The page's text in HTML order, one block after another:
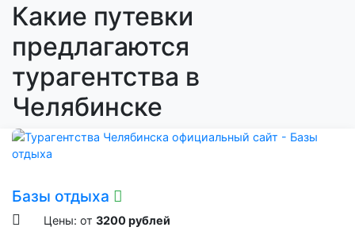
Какие путевки
предлагаются
турагентства в
Челябинске
Базы отдыха
Цены: от 3200 рублей